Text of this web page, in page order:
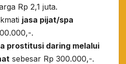
Rp 2,1 juta.
jasa pijat/spa
.
prostitusi daring melalui
sebesar Rp 300.000,-.